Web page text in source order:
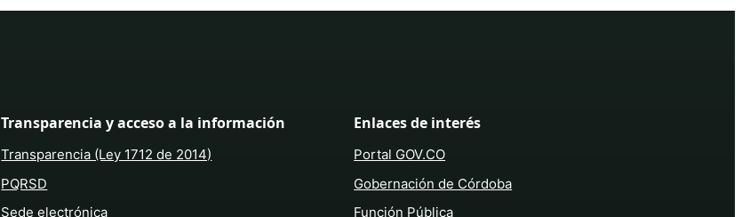
Transparencia y acceso a la información
Transparencia (Ley 1712 de 2014)
PQRSD
Sede electrónica
Enlaces de interés
Portal GOV.CO
Gobernación de Córdoba
Función Pública